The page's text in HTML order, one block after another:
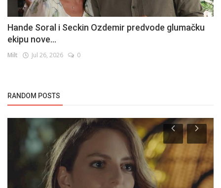
Hande Soral i Seckin Ozdemir predvode glumačku
ekipu nove...
Milt Jul 26, 2026 0
RANDOM POSTS